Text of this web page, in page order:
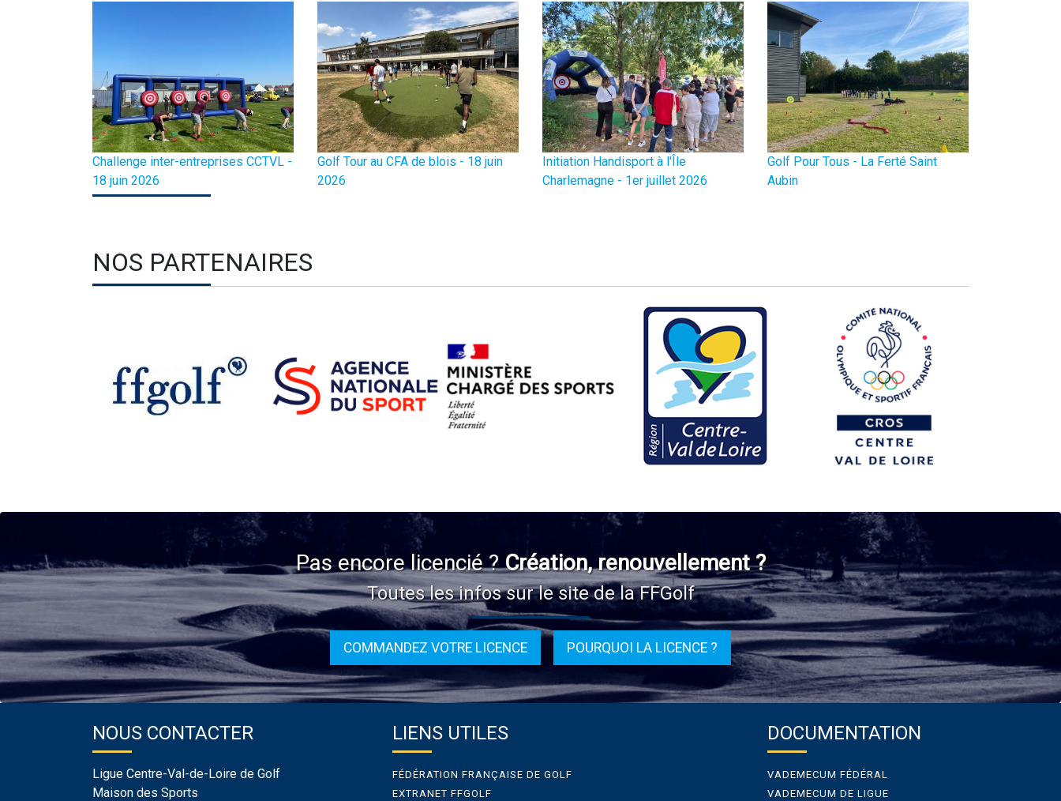
Challenge inter-entreprises CCTVL -
18 juin 2026
Golf Tour au CFA de blois - 18 juin
2026
Initiation Handisport à l'Île
Charlemagne - 1er juillet 2026
Golf Pour Tous - La Ferté Saint
Aubin
NOS PARTENAIRES
Pas encore licencié ?Création, renouvellement ?
Toutes les infos sur le site de la FFGolf
COMMANDEZ VOTRE LICENCE POURQUOI LA LICENCE ?
NOUS CONTACTER
Ligue Centre-Val-de-Loire de Golf
Maison des Sports
LIENS UTILES
FÉDÉRATION FRANÇAISE DE GOLF
EXTRANET FFGOLF
DOCUMENTATION
VADEMECUM FÉDÉRAL
VADEMECUM DE LIGUE